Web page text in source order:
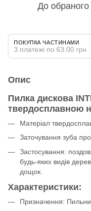
До обраного
ПОКУПКА ЧАСТИНАМИ
3 платежі по 63.00 грн
Опис
Пилка дискова
твердосплавною
Матеріал
Заточування зуба
Застосування:
будь-яких видів
дощок.
Характеристики:
Призначення: